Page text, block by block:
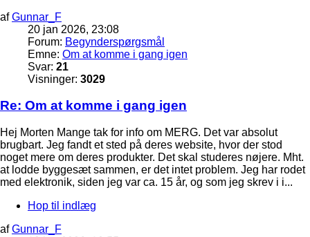
afGunnar_F
20 jan 2026, 23:08
Forum: Begynderspørgsmål
Emne: Om at komme i gang igen
Svar: 21
Visninger: 3029
Re: Om at komme i gang igen
Hej Morten Mange tak for info om MERG. Det var absolut
brugbart. Jeg fandt et sted på deres website, hvor der stod
noget mere om deres produkter. Det skal studeres nøjere. Mht.
at lodde byggesæt sammen, er det intet problem. Jeg har rodet
med elektronik, siden jeg var ca. 15 år, og som jeg skrev i i...
Hop til indlæg
afGunnar_F